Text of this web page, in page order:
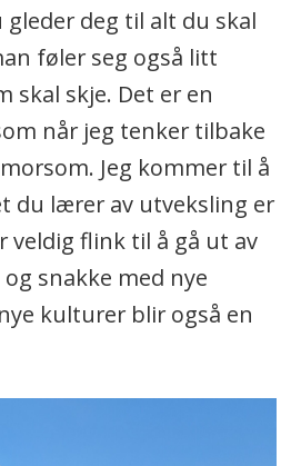
deg til alt du skal
føler seg også litt
skal skje. Det er en
når jeg tenker tilbake
Jeg kommer til å
du lærer av utveksling er
veldig flink til å gå ut av
snakke med nye
kulturer blir også en